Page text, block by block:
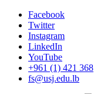
Facebook
Twitter
Instagram
LinkedIn
YouTube
+961 (1) 421 368
fs@usj.edu.lb